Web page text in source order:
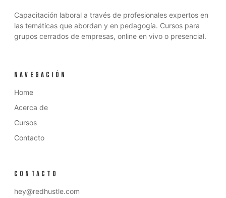
Capacitación laboral a través de profesionales expertos en
las temáticas que abordan y en pedagogía. Cursos para
grupos cerrados de empresas, online en vivo o presencial.
NAVEGACIÓN
Home
Acerca de
Cursos
Contacto
CONTACTO
hey@redhustle.com